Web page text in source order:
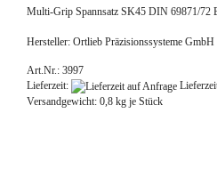
Multi-Grip Spannsatz SK45 DIN 69871/72
Hersteller: Ortlieb Präzisionssysteme
Art.Nr.: 3997
Lieferzeit:
Versandgewicht: 0,8 kg je Stück